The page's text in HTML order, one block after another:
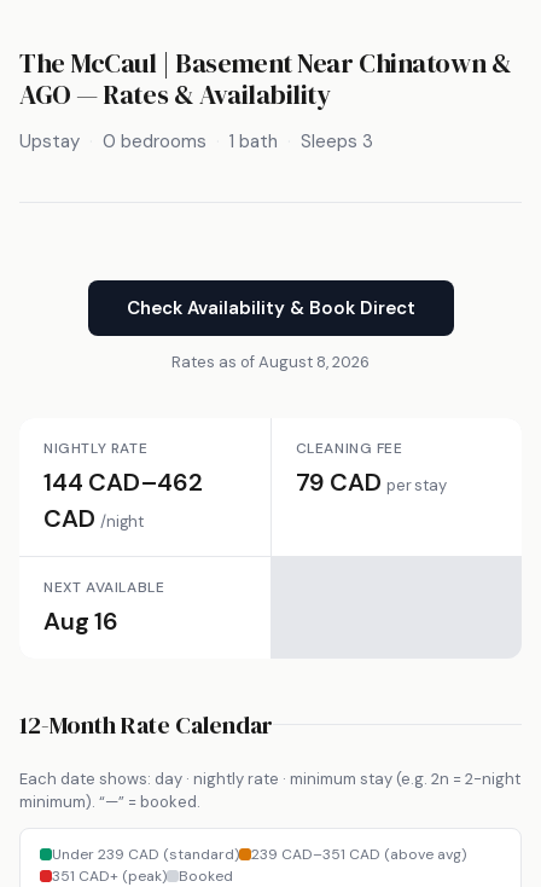
The McCaul | Basement Near Chinatown &
AGO — Rates & Availability
Upstay 0 bedrooms 1 bath Sleeps 3
Check Availability & Book Direct
Rates as of August 8, 2026
NIGHTLY RATE
144 CAD–462
CAD/night
CLEANING FEE
79 CAD per stay
NEXT AVAILABLE
Aug 16
12-Month Rate Calendar
Each date shows: day · nightly rate · minimum stay (e.g. 2n = 2-night
minimum). “—” = booked.
Under 239 CAD (standard)
239 CAD–351 CAD (above avg)
351 CAD+ (peak)
Booked